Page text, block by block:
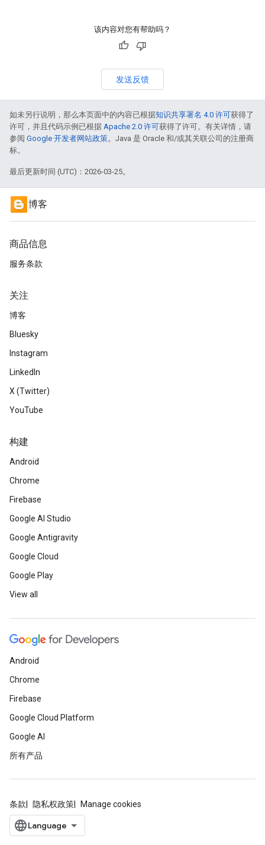
该内容对您有帮助吗？
发送反馈
如未另行说明，那么本页面中的内容已根据知识共享署名 4.0 许可获得了
许可，并且代码示例已根据 Apache 2.0 许可获得了许可。有关详情，请
参阅 Google 开发者网站政策。Java 是 Oracle 和/或其关联公司的注册商
标。
最后更新时间 (UTC)：2026-03-25。
博客
商品信息
服务条款
关注
博客
Bluesky
Instagram
LinkedIn
X (Twitter)
YouTube
构建
Android
Chrome
Firebase
Google AI Studio
Google Antigravity
Google Cloud
Google Play
View all
Android
Chrome
Firebase
Google Cloud Platform
Google AI
所有产品
条款 隐私权政策 Manage cookies